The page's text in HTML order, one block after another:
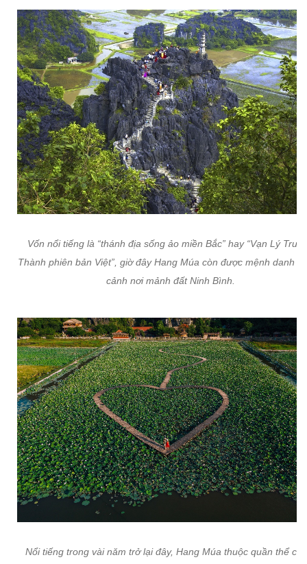
Vốn nổi tiếng là “thánh địa sống ảo miền Bắc” hay “Vạn Lý
Thành phiên bản Việt”, giờ đây Hang Múa còn được mệnh danh là
cảnh nơi mảnh đất Ninh Bình.
Nổi tiếng trong vài năm trở lại đây, Hang Múa thuộc quần thể cố